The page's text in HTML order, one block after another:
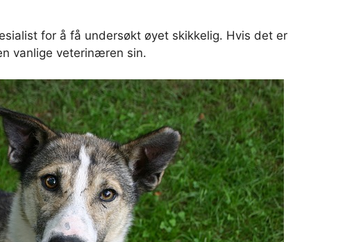
for å få undersøkt øyet skikkelig. Hvis det er
vanlige veterinæren sin.